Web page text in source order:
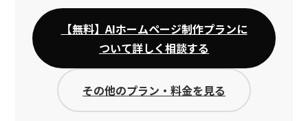
【無料】AIホームページ制作プランに
ついて詳しく相談する
その他のプラン・料金を見る